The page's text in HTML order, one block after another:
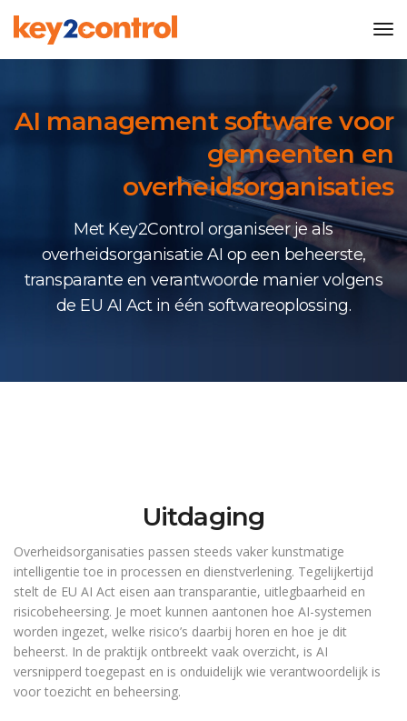
AI management software voor
gemeenten en
overheidsorganisaties
Met Key2Control organiseer je als
overheidsorganisatie AI op een beheerste,
transparante en verantwoorde manier volgens
de EU AI Act in één softwareoplossing.
Uitdaging
Overheidsorganisaties passen steeds vaker kunstmatige
intelligentie toe in processen en dienstverlening. Tegelijkertijd
stelt de EU AI Act eisen aan transparantie, uitlegbaarheid en
risicobeheersing. Je moet kunnen aantonen hoe AI-systemen
worden ingezet, welke risico’s daarbij horen en hoe je dit
beheerst. In de praktijk ontbreekt vaak overzicht, is AI
versnipperd toegepast en is onduidelijk wie verantwoordelijk is
voor toezicht en beheersing.